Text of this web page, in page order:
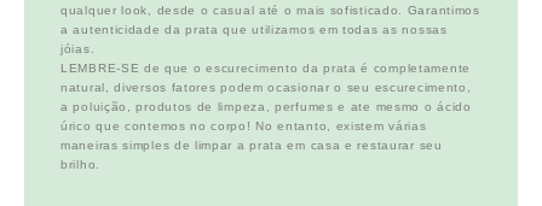
qualquer look, desde o casual até o mais sofisticado. Garantimos
a autenticidade da prata que utilizamos em todas as nossas
jóias.
LEMBRE-SE de que o escurecimento da prata é completamente
natural, diversos fatores podem ocasionar o seu escurecimento,
a poluição, produtos de limpeza, perfumes e ate mesmo o ácido
úrico que contemos no corpo! No entanto, existem várias
maneiras simples de limpar a prata em casa e restaurar seu
brilho.